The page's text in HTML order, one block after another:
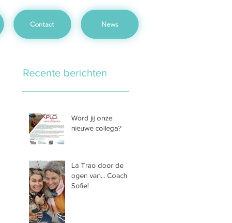
Contact News
Recente berichten
Word jij onze
nieuwe collega?
La Trao door de
ogen van... Coach
Sofie!